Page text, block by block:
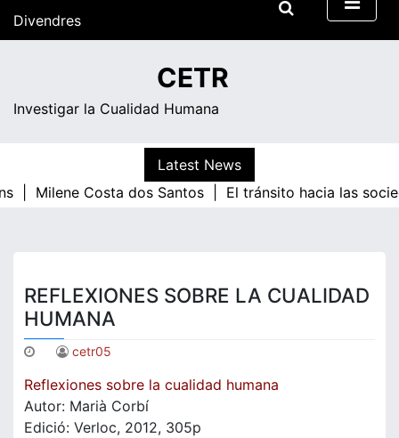
Divendres
CETR
Investigar la Cualidad Humana
Latest News
|
Milene Costa dos Santos | El tránsito hacia las
REFLEXIONES SOBRE LA CUALIDAD
HUMANA
cetr05
Reflexiones sobre la cualidad humana
Autor: Marià Corbí
Edició: Verloc, 2012, 305p